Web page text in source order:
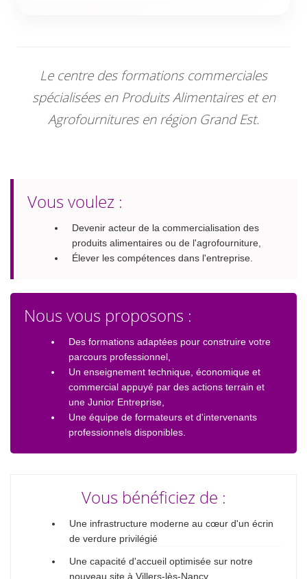
Le centre des formations commerciales
spécialisées en Produits Alimentaires et en
Agrofournitures en région Grand Est.
Vous voulez :
Devenir acteur de la commercialisation des
produits alimentaires ou de l'agrofourniture,
Élever les compétences dans l'entreprise.
Nous vous proposons :
Des formations adaptées pour construire votre
parcours professionnel,
Un enseignement technique, économique et
commercial appuyé par des actions terrain et
une Junior Entreprise,
Une équipe de formateurs et d'intervenants
professionnels disponibles.
Vous bénéficiez de :
Une infrastructure moderne au cœur d'un écrin
de verdure privilégié
Une capacité d'accueil optimisée sur notre
nouveau site à Villers-lès-Nancy